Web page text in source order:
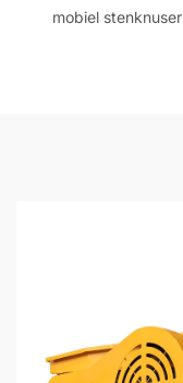
mobiel stenknuser